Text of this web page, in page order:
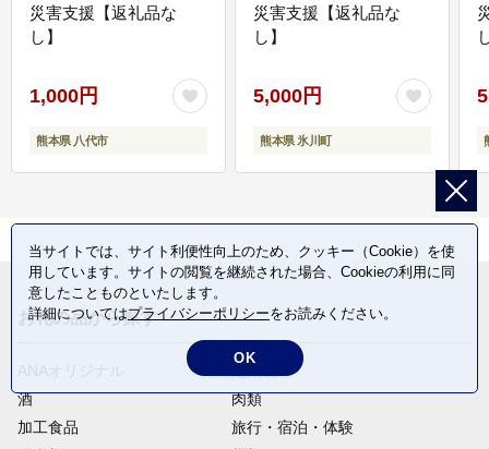
災害支援【返礼品な
し】
1,000円
熊本県 八代市
災害支援【返礼品な
し】
5,000円
熊本県 氷川町
お礼の品から探す
酒
肉類
加工食品
旅行・宿泊・体験
当サイトでは、サイト利便性向上のため、クッキー（Cookie）を使
用しています。サイトの閲覧を継続された場合、Cookieの利用に同
意したことものといたします。
詳細についてはプライバシーポリシーをお読みください。
OK